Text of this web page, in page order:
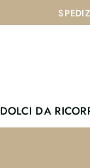
DOLCI DA